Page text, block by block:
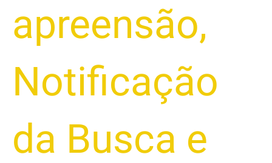
apreensão,
Notificação
da Busca e